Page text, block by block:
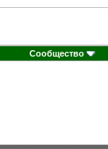
Сообщество